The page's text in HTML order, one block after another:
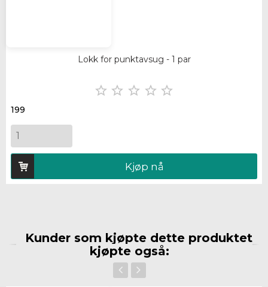
Lokk for punktavsug - 1 par
    
199
Kjøp nå
Kunder som kjøpte dette produktet
kjøpte også: